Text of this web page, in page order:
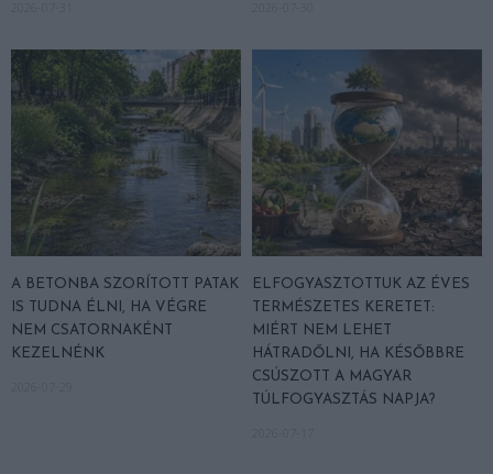
A BETONBA SZORÍTOTT PATAK
IS TUDNA ÉLNI, HA VÉGRE
NEM CSATORNAKÉNT
KEZELNÉNK
ELFOGYASZTOTTUK AZ ÉVES
TERMÉSZETES KERETET:
MIÉRT NEM LEHET
HÁTRADŐLNI, HA KÉSŐBBRE
CSÚSZOTT A MAGYAR
TÚLFOGYASZTÁS NAPJA?